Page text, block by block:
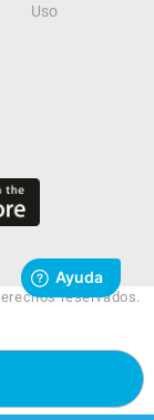
Uso
reservados.